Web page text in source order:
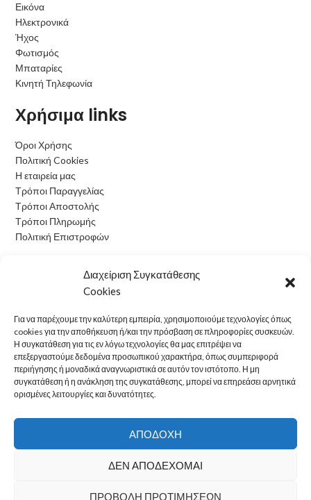
Διαχείριση Συγκατάθεσης
Cookies
Για να παρέχουμε την καλύτερη εμπειρία, χρησιμοποιούμε τεχνολογίες όπως
cookies για την αποθήκευση ή/και την πρόσβαση σε πληροφορίες συσκευών.
Η συγκατάθεση για τις εν λόγω τεχνολογίες θα μας επιτρέψει να
επεξεργαστούμε δεδομένα προσωπικού χαρακτήρα, όπως συμπεριφορά
περιήγησης ή μοναδικά αναγνωριστικά σε αυτόν τον ιστότοπο. Η μη
συγκατάθεση ή η ανάκληση της συγκατάθεσης, μπορεί να επηρεάσει αρνητικά
ορισμένες λειτουργίες και δυνατότητες.
ΑΠΟΔΟΧΉ
ΔΕΝ ΑΠΟΔΈΧΟΜΑΙ
ΠΡΟΒΟΛΉ ΠΡΟΤΙΜΉΣΕΩΝ
Εικόνα
Ηλεκτρονικά
Ήχος
Φωτισμός
Μπαταρίες
Κινητή Τηλεφωνία
Χρήσιμα links
Όροι Χρήσης
Πολιτική Cookies
Η εταιρεία μας
Τρόποι Παραγγελίας
Τρόποι Αποστολής
Τρόποι Πληρωμής
Πολιτική Επιστροφών
Ωράριο Λειτουργίας
Δευτέρα: 09:00 - 15:00
Τρίτη: 09:00 - 15:00
Τετάρτη: 09:00 - 15:00
Πέμπτη: 09:00 - 15:00
Παρασκευή: 09:00 - 15:00
Σάββατο: Κλειστά
Κυριακή: Κλειστά
electron24 2022 CREATED BYOwlTech.